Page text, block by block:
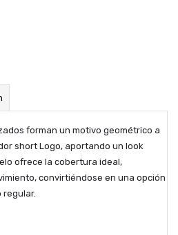
forman un motivo geométrico a
short Logo, aportando un look
ofrece la cobertura ideal,
convirtiéndose en una opción
regular.